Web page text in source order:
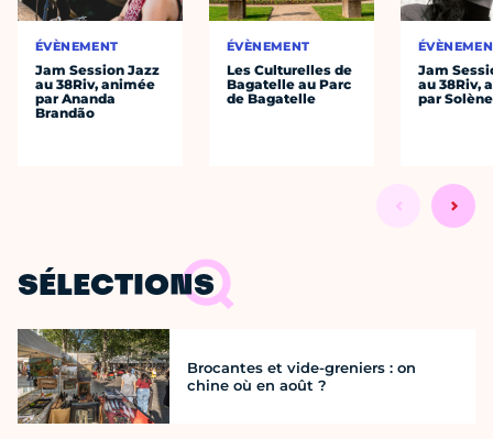
ÉVÈNEMENT
Jam Session Jazz
au 38Riv, animée
par Ananda
Brandão
ÉVÈNEMENT
Les Culturelles de
Bagatelle au Parc
de Bagatelle
Jam
au 38Riv,
par
SÉLECTIONS
Brocantes et vide-greniers : on
chine où en août ?